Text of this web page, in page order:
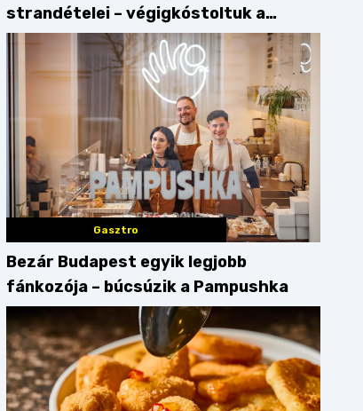
strandételei – végigkóstoltuk a
győzteseket
Gasztro
Bezár Budapest egyik legjobb
fánkozója – búcsúzik a Pampushka